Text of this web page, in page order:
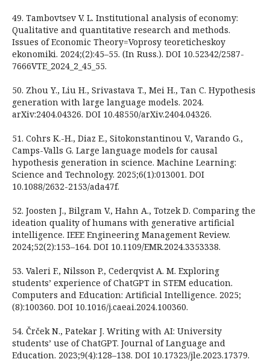
49. Tambovtsev V. L. Institutional analysis of economy:
Qualitative and quantitative research and methods.
Issues of Economic Theory=Voprosy teoreticheskoy
ekonomiki. 2024;(2):45–55. (In Russ.). DOI 10.52342/2587-
7666VTE_2024_2_45_55.
50. Zhou Y., Liu H., Srivastava T., Mei H., Tan C. Hypothesis
generation with large language models. 2024.
arXiv:2404.04326. DOI 10.48550/arXiv.2404.04326.
51. Cohrs K.-H., Diaz E., Sitokonstantinou V., Varando G.,
Camps-Valls G. Large language models for causal
hypothesis generation in science. Machine Learning:
Science and Technology. 2025;6(1):013001. DOI
10.1088/2632-2153/ada47f.
52. Joosten J., Bilgram V., Hahn A., Totzek D. Comparing the
ideation quality of humans with generative artificial
intelligence. IEEE Engineering Management Review.
2024;52(2):153–164. DOI 10.1109/EMR.2024.3353338.
53. Valeri F., Nilsson P., Cederqvist A. M. Exploring
students’ experience of ChatGPT in STEM education.
Computers and Education: Artificial Intelligence. 2025;
(8):100360. DOI 10.1016/j.caeai.2024.100360.
54. Črček N., Patekar J. Writing with AI: University
students’ use of ChatGPT. Journal of Language and
Education. 2023;9(4):128–138. DOI 10.17323/jle.2023.17379.